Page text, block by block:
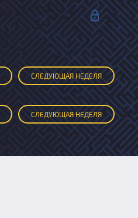
СЛЕДУЮЩАЯ НЕДЕЛЯ
СЛЕДУЮЩАЯ НЕДЕЛЯ